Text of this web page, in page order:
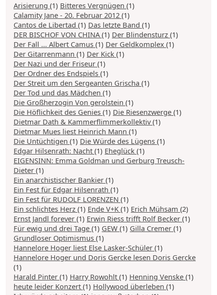
Arisierung (1) Bitteres Vergnügen (1)
Calamity Jane - 20. Februar 2012 (1)
Cantos de Libertad (1) Das letzte Band (1)
DER BISCHOF VON CHINA(1) Der Blindensturz (1)
Der Fall ... Albert Camus (1) Der Geldkomplex (1)
Der Gitarrenmann (1) Der Kick (1)
Der Nazi und der Friseur (1)
Der Ordner des Endspiels (1)
Der Streit um den Sergeanten Grischa (1)
Der Tod und das Mädchen (1)
Die Großherzogin Von gerolstein (1)
Die Höflichkeit des Genies (1) Die Riesenzwerge (1)
Dietmar Dath & Kammerflimmerkollektiv(1)
Dietmar Mues liest Heinrich Mann (1)
Die Untüchtigen (1) Die Würde des Lügens (1)
Edgar Hilsenrath: Nacht (1) Eheglück (1)
EIGENSINN: Emma Goldman und Gerburg Treusch-
Dieter (1)
Ein anarchistischer Bankier (1)
Ein Fest für Edgar Hilsenrath (1)
Ein Fest für RUDOLF LORENZEN (1)
Ein schlichtes Herz (1) Ende V+K (1) Erich Mühsam (2)
Ernst Jandl forever (1) Erwin Riess trifft Rolf Becker (1)
Für ewig und drei Tage (1) GEW (1) Gilla Cremer (1)
Grundloser Optimismus (1)
Hannelore Hoger liest Else Lasker-Schüler (1)
Hannelore Hoger und Doris Gercke lesen Doris Gercke
(1)
Harald Pinter (1) Harry Rowohlt (1) Henning Venske (1)
heute leider Konzert (1) Hollywood überleben (1)